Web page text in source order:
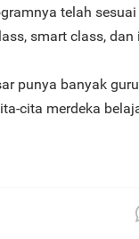
telah
smart class, dan
punya banyak
cita merdeka